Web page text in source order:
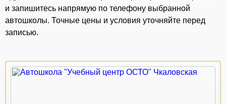
и запишитесь напрямую по телефону выбранной
автошколы. Точные цены и условия уточняйте перед
записью.